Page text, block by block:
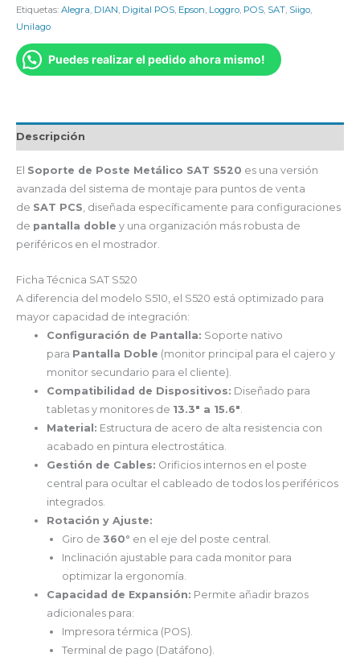
Etiquetas: Alegra, DIAN, Digital POS, Epson, Loggro, POS, SAT, Siigo,
Unilago
Puedes realizar el pedido ahora mismo!
Descripción
El Soporte de Poste Metálico SAT S520 es una versión
avanzada del sistema de montaje para puntos de venta
de SAT PCS, diseñada específicamente para configuraciones
de pantalla doble y una organización más robusta de
periféricos en el mostrador.
Ficha Técnica SAT S520
A diferencia del modelo S510, el S520 está optimizado para
mayor capacidad de integración:
Configuración de Pantalla: Soporte nativo
para Pantalla Doble (monitor principal para el cajero y
monitor secundario para el cliente).
Compatibilidad de Dispositivos: Diseñado para
tabletas y monitores de 13.3″ a 15.6″
Material: Estructura de acero de alta resistencia con
acabado en pintura electrostática.
Gestión de Cables: Orificios internos en el poste
central para ocultar el cableado de todos los periféricos
integrados.
Rotación y Ajuste:
Giro de 360° en el eje del poste central.
Inclinación ajustable para cada monitor para
optimizar la ergonomía.
Capacidad de Expansión: Permite añadir brazos
adicionales para:
Impresora térmica (POS).
Terminal de pago (Datáfono).